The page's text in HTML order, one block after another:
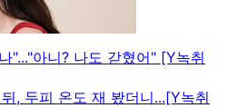
"..."아니? 나도 갇혔어" [Y녹취
, 두피 온도 재 봤더니...[Y녹취